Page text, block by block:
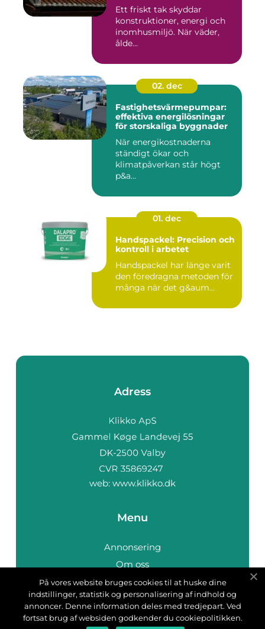
Ett friskt tak skyddar
konstruktioner, energi och
inomhusmiljö. När väder,
ålde...
02. dec
Fastighetsvärmepumpar:
effektiva energilösningar
för storskaliga byggnader
När energikostnaderna
ständigt ökar och
klimatpåverkan står högt
p&a...
01. dec
Handspackel: Precision och
kontroll i arbetet
Handspackel har länge varit
den föredragna metoden för
många när det g&aum...
Adress
web: www.klikko.dk
Menu
Annonsering
Om oss
Cookies
Kontakta oss
Sitemap
På vores website bruges cookies til at huske dine
indstillinger, statistik og personalisering af indhold og
annoncer. Denne information deles med tredjepart. Ved
fortsat brug af websiden godkender du cookiepolitikken.